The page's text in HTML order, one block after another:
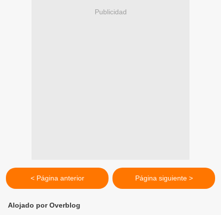
Publicidad
< Página anterior Página siguiente >
Alojado por Overblog